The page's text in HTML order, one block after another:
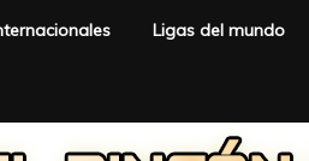
Ligas del mundo